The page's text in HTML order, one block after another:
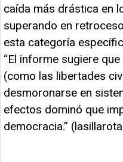
caída más drástica en
superando en
esta categoría
“El informe sugiere
(como las libertades
desmoronarse en
efectos dominó que
democracia.”